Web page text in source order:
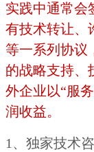
实践中通常会
有技术转让、
等一系列协议
的战略支持、
外企业以“服
润收益。
1、独家技术